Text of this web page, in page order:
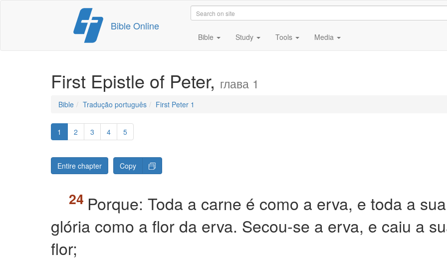
content
Bible Online
Bible Study Tools Media
First Epistle of Peter, глава 1
Bible Tradução português First Peter 1
1 2 3 4 5
Entire chapter Copy
Porque: Toda a carne é como a erva, e toda a sua
glória como a flor da erva. Secou-se a erva, e caiu a
flor;